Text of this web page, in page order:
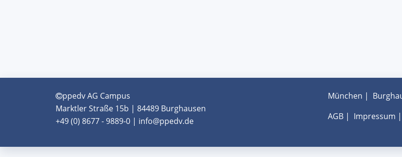
ppedv AG Campus
Marktler Straße 15b | 84489 Burghausen
+49 (0) 8677 - 9889-0 | info@ppedv.de
München |
AGB| Impressum |